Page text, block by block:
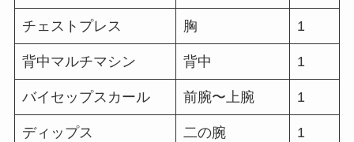
チェストプレス 胸 1
背中マルチマシン 背中 1
バイセップスカール 前腕〜上腕 1
ディップス 二の腕 1